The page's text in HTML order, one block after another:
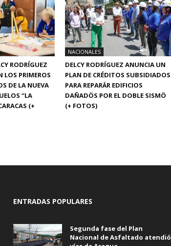
RODRÍGUEZ
LOS PRIMEROS
DE LA NUEVA
“LA
(+
NACIONALES
DELCY RODRÍGUEZ ANUNCIA UN
PLAN DE CRÉDITOS SUBSIDIADOS
PARA REPARÄR EDIFICIOS
DAÑADÖS POR EL DOBLE SISMÖ
(+ FOTOS)
ENTRADAS POPULARES
Segunda fase del Plan
Nacional de Asfaltado atendió